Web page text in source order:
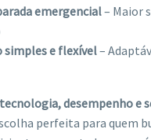
emergencial– Maior
simples e flexível–
tecnologia, desempenho e
perfeita para quem